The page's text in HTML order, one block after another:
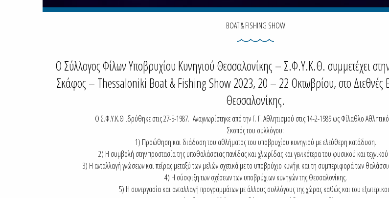
BOAT & FISHING SHOW
Ο Σύλλογος Φίλων Υποβρυχίου Κυνηγιού Θεσσαλονίκης – Σ.Φ.Υ.Κ.Θ. συμμετέχει
Σκάφος – Thessaloniki Boat & Fishing Show 2023, 20 – 22 Οκτωβρίου, στο Διεθνές
Θεσσαλονίκης.
Ο Σ.Φ.Υ.Κ.Θ ιδρύθηκε στις 27-5-1987. Αναγνωρίστηκε από την Γ. Γ. Αθλητισμού στις 14-2-1989 ως Φίλαθλο
Σκοπός του συλλόγου:
1) Προώθηση και διάδοση του αθλήματος του υποβρυχίου κυνηγιού με ελεύθερη κατάδυση.
2) Η συμβολή στην προστασία της υποθαλάσσιας πανίδας και χλωρίδας και γενικότερα του φυσικού και
3) Η ανταλλαγή γνώσεων και πείρας μεταξύ των μελών σχετικά με το υποβρύχιο κυνήγι και τη συμπεριφορά των
4) Η σύσφιξη των σχέσεων των υποβρύχιων κυνηγών της Θεσσαλονίκης.
5) Η συνεργασία και ανταλλαγή προγραμμάτων με άλλους συλλόγους της χώρας καθώς και του